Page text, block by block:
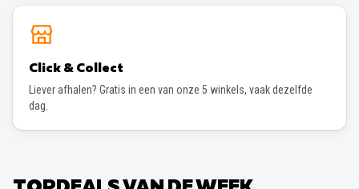
Click & Collect
Liever afhalen? Gratis in een van onze 5 winkels, vaak dezelfde
dag.